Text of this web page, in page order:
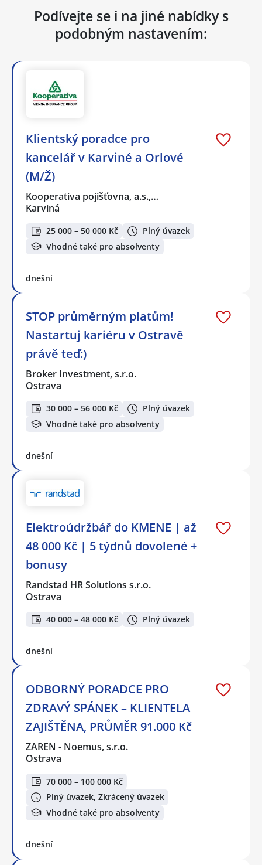
Podívejte se i na jiné nabídky s
podobným nastavením:
Klientský poradce pro
kancelář v Karviné a Orlové
(M/Ž)
Kooperativa pojišťovna, a.s.,…
Karviná
25 000 – 50 000 Kč
Plný úvazek
Vhodné také pro absolventy
dnešní
STOP průměrným platům!
Nastartuj kariéru v Ostravě
právě teď:)
Broker Investment, s.r.o.
Ostrava
30 000 – 56 000 Kč
Plný úvazek
Vhodné také pro absolventy
dnešní
Elektroúdržbář do KMENE | až
48 000 Kč | 5 týdnů dovolené +
bonusy
Randstad HR Solutions s.r.o.
Ostrava
40 000 – 48 000 Kč Plný úvazek
dnešní
ODBORNÝ PORADCE PRO
ZDRAVÝ SPÁNEK – KLIENTELA
ZAJIŠTĚNA, PRŮMĚR 91.000 Kč
ZAREN - Noemus, s.r.o.
Ostrava
70 000 – 100 000 Kč
Plný úvazek, Zkrácený úvazek
Vhodné také pro absolventy
dnešní